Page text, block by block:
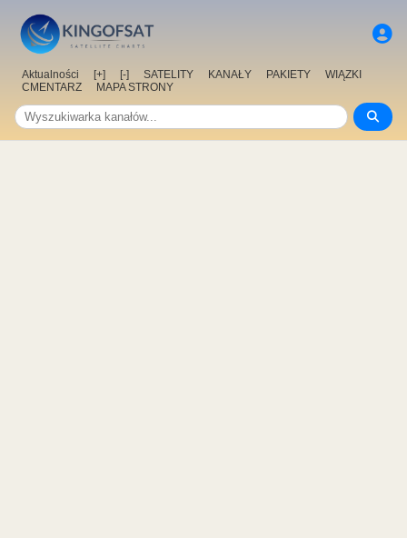
Aktualności [+] [-] SATELITY KANAŁY PAKIETY
WIĄZKI
CMENTARZ
MAPA STRONY